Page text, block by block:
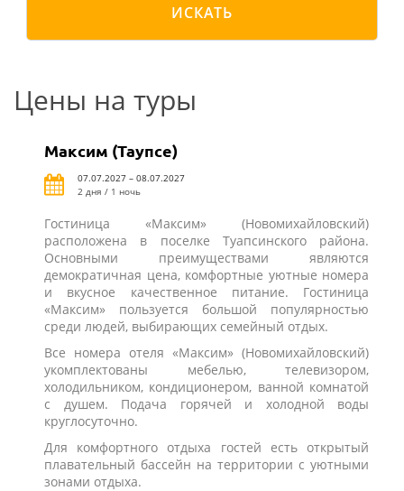
ИСКАТЬ
Цены на туры
Максим (Таупсе)
07.07.2027 – 08.07.2027
2 дня / 1 ночь
Гостиница «Максим» (Новомихайловский)
расположена в поселке Туапсинского района.
Основными преимуществами являются
демократичная цена, комфортные уютные номера
и вкусное качественное питание. Гостиница
«Максим» пользуется большой популярностью
среди людей, выбирающих семейный отдых.
Все номера отеля «Максим» (Новомихайловский)
укомплектованы мебелью, телевизором,
холодильником, кондиционером, ванной комнатой
с душем. Подача горячей и холодной воды
круглосуточно.
Для комфортного отдыха гостей есть открытый
плавательный бассейн на территории с уютными
зонами отдыха.